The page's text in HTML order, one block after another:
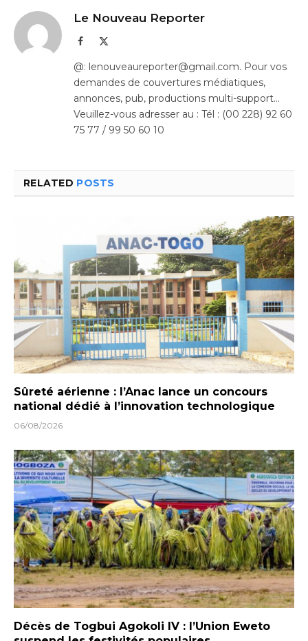
Le Nouveau Reporter
Facebook
@: lenouveaureporter@gmail.com. Pour vos
demandes de couvertures médiatiques,
annonces, pub, productions multi-support…
Veuillez-vous adresser au : Tél : (00 228) 92 60
75 77 / 99 50 60 10
RELATED POSTS
Sûreté aérienne : l’Anac lance un concours
national dédié à l’innovation technologique
06/08/2026
Décès de Togbui Agokoli IV : l’Union Eweto